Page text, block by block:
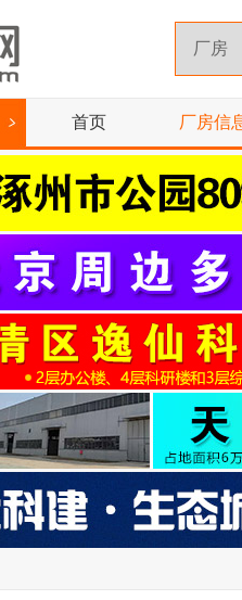
首页 厂房信